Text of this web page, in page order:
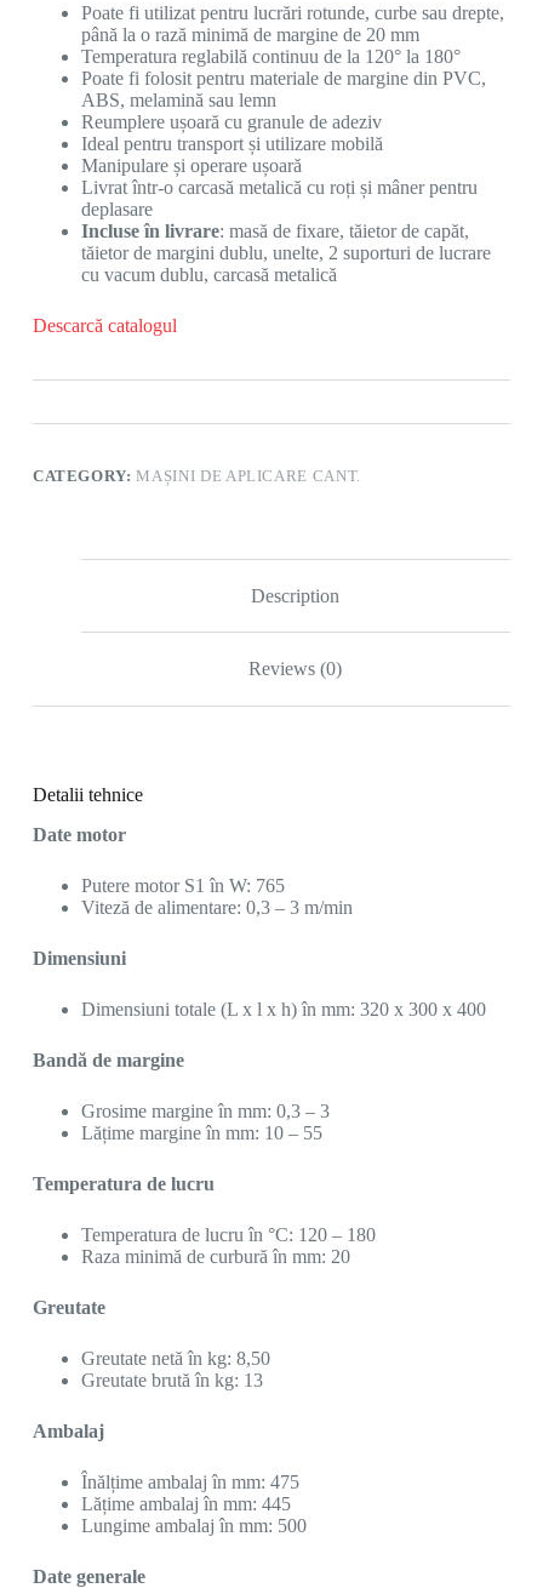
Poate fi utilizat pentru lucrări rotunde, curbe sau drepte,
până la o rază minimă de margine de 20 mm
Temperatura reglabilă continuu de la 120° la 180°
Poate fi folosit pentru materiale de margine din PVC,
ABS, melamină sau lemn
Reumplere ușoară cu granule de adeziv
Ideal pentru transport și utilizare mobilă
Manipulare și operare ușoară
Livrat într-o carcasă metalică cu roți și mâner pentru
deplasare
Incluse în livrare: masă de fixare, tăietor de capăt,
tăietor de margini dublu, unelte, 2 suporturi de lucrare
cu vacum dublu, carcasă metalică
Descarcă catalogul
CATEGORY:MAȘINI DE APLICARE CANT.
Description
Reviews (0)
Detalii tehnice
Date motor
Putere motor S1 în W: 765
Viteză de alimentare: 0,3 – 3 m/min
Dimensiuni
Dimensiuni totale (L x l x h) în mm: 320 x 300 x 400
Bandă de margine
Grosime margine în mm: 0,3 – 3
Lățime margine în mm: 10 – 55
Temperatura de lucru
Temperatura de lucru în °C: 120 – 180
Raza minimă de curbură în mm: 20
Greutate
Greutate netă în kg: 8,50
Greutate brută în kg: 13
Ambalaj
Înălțime ambalaj în mm: 475
Lățime ambalaj în mm: 445
Lungime ambalaj în mm: 500
Date generale